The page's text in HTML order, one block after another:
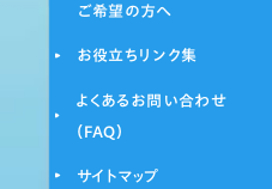
ご希望の方へ
お役立ちリンク集
よくあるお問い合わせ
（FAQ）
サイトマップ